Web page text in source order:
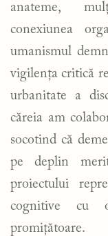
anateme,
conexiunea
umanismul
vigilența critică
urbanitate a
căreia am
socotind că
pe deplin
proiectului
cognitive cu
promițătoare.